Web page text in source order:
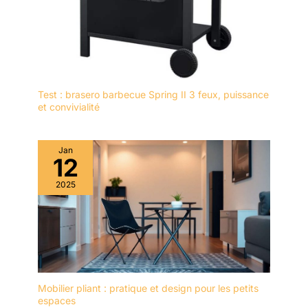
Test : brasero barbecue Spring II 3 feux, puissance
et convivialité
Jan
12
2025
Mobilier pliant : pratique et design pour les petits
espaces